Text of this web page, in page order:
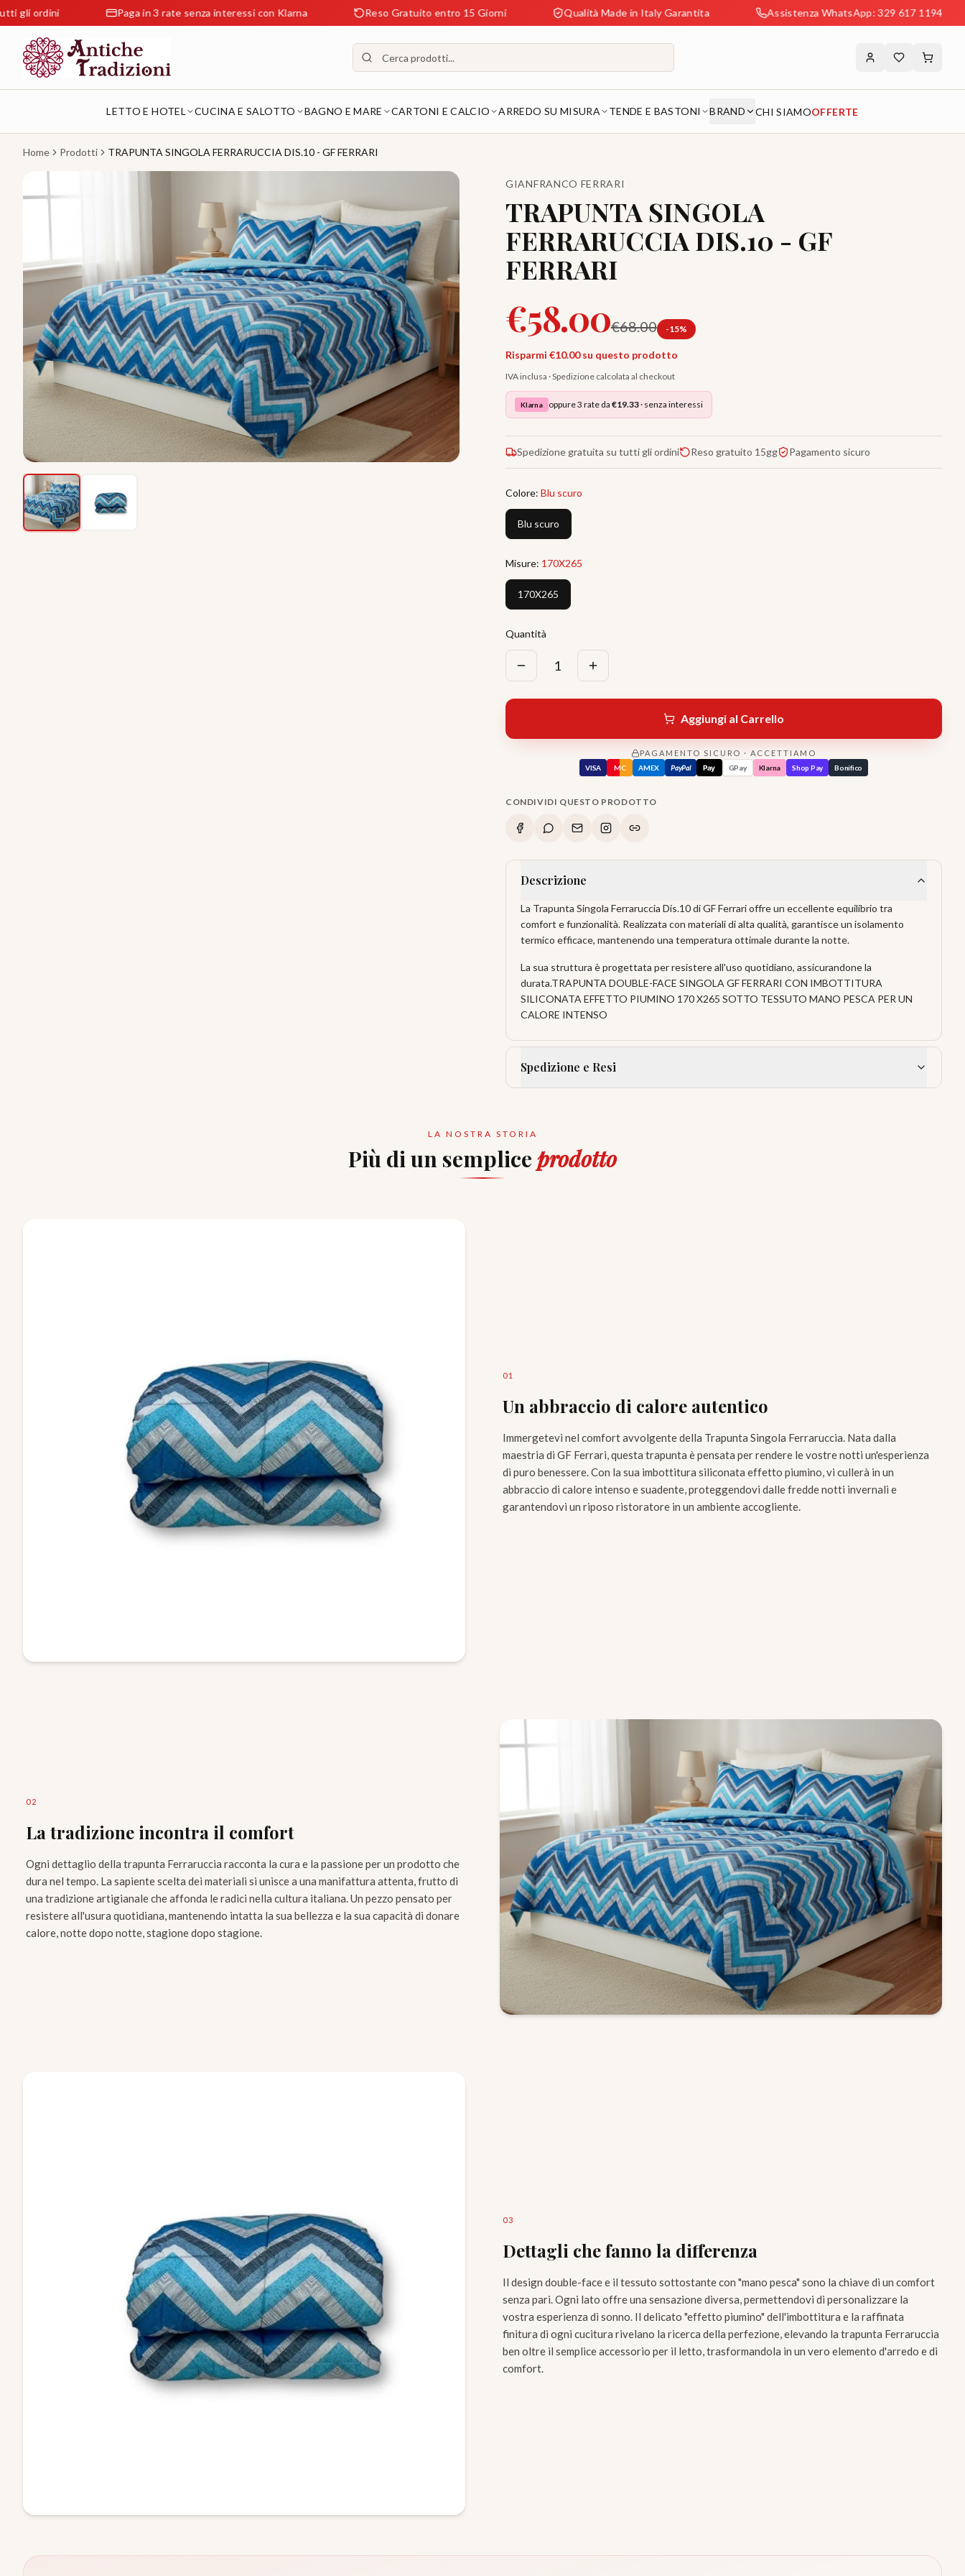
Paga in 3 rate senza interessi con Klarna Reso Gratuito entro 15 Giorni Qualità Made in Italy Garantita Assistenza WhatsApp: 329 617 1194
LETTO E HOTEL CUCINA E SALOTTO BAGNO E MARE CARTONI E CALCIO ARREDO SU MISURA TENDE E BASTONI BRAND CHI SIAMOOFFERTE
Home Prodotti TRAPUNTA SINGOLA FERRARUCCIA DIS.10 - GF FERRARI
GIANFRANCO FERRARI
TRAPUNTA SINGOLA
FERRARUCCIA DIS.10 - GF
FERRARI
€58.00€68.00 -15%
Risparmi €10.00su questo prodotto
IVA inclusa · Spedizione calcolata al checkout
Klarna oppure 3 rate da €19.33· senza interessi
Spedizione gratuita su tutti gli ordini Reso gratuito 15gg Pagamento sicuro
Colore: Blu scuro
Blu scuro
Misure: 170X265
170X265
Quantità
1
Aggiungi al Carrello
PAGAMENTO SICURO · ACCETTIAMO
VISA MC AMEX PayPal Pay GPay Klarna Shop Pay Bonifico
CONDIVIDI QUESTO PRODOTTO
Descrizione
La Trapunta Singola Ferraruccia Dis.10 di GF Ferrari offre un eccellente equilibrio tra
comfort e funzionalità. Realizzata con materiali di alta qualità, garantisce un isolamento
termico efficace, mantenendo una temperatura ottimale durante la notte.
La sua struttura è progettata per resistere all'uso quotidiano, assicurandone la
durata.TRAPUNTA DOUBLE-FACE SINGOLA GF FERRARI CON IMBOTTITURA
SILICONATA EFFETTO PIUMINO 170 X265 SOTTO TESSUTO MANO PESCA PER UN
CALORE INTENSO
Spedizione e Resi
LA NOSTRA STORIA
Più di un semplice prodotto
01
Un abbraccio di calore autentico
Immergetevi nel comfort avvolgente della Trapunta Singola Ferraruccia. Nata dalla
maestria di GF Ferrari, questa trapunta è pensata per rendere le vostre notti un'esperienza
di puro benessere. Con la sua imbottitura siliconata effetto piumino, vi cullerà in un
abbraccio di calore intenso e suadente, proteggendovi dalle fredde notti invernali e
garantendovi un riposo ristoratore in un ambiente accogliente.
02
La tradizione incontra il comfort
Ogni dettaglio della trapunta Ferraruccia racconta la cura e la passione per un prodotto che
dura nel tempo. La sapiente scelta dei materiali si unisce a una manifattura attenta, frutto di
una tradizione artigianale che affonda le radici nella cultura italiana. Un pezzo pensato per
resistere all'usura quotidiana, mantenendo intatta la sua bellezza e la sua capacità di donare
calore, notte dopo notte, stagione dopo stagione.
03
Dettagli che fanno la differenza
Il design double-face e il tessuto sottostante con "mano pesca" sono la chiave di un comfort
senza pari. Ogni lato offre una sensazione diversa, permettendovi di personalizzare la
vostra esperienza di sonno. Il delicato "effetto piumino" dell'imbottitura e la raffinata
finitura di ogni cucitura rivelano la ricerca della perfezione, elevando la trapunta Ferraruccia
ben oltre il semplice accessorio per il letto, trasformandola in un vero elemento d'arredo e di
comfort.